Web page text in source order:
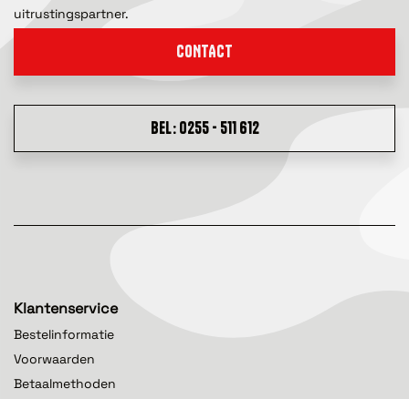
uitrustingspartner.
CONTACT
BEL: 0255 - 511 612
Klantenservice
Bestelinformatie
Voorwaarden
Betaalmethoden